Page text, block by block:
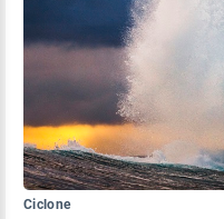
Ciclone